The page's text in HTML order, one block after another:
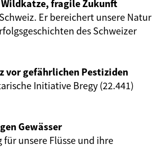
Wildkatze, fragile Zukunft
Er bereichert unsere Natur
des Schweizer
vor gefährlichen Pestiziden
Initiative Bregy (22.441)
Gewässer
unsere Flüsse und ihre